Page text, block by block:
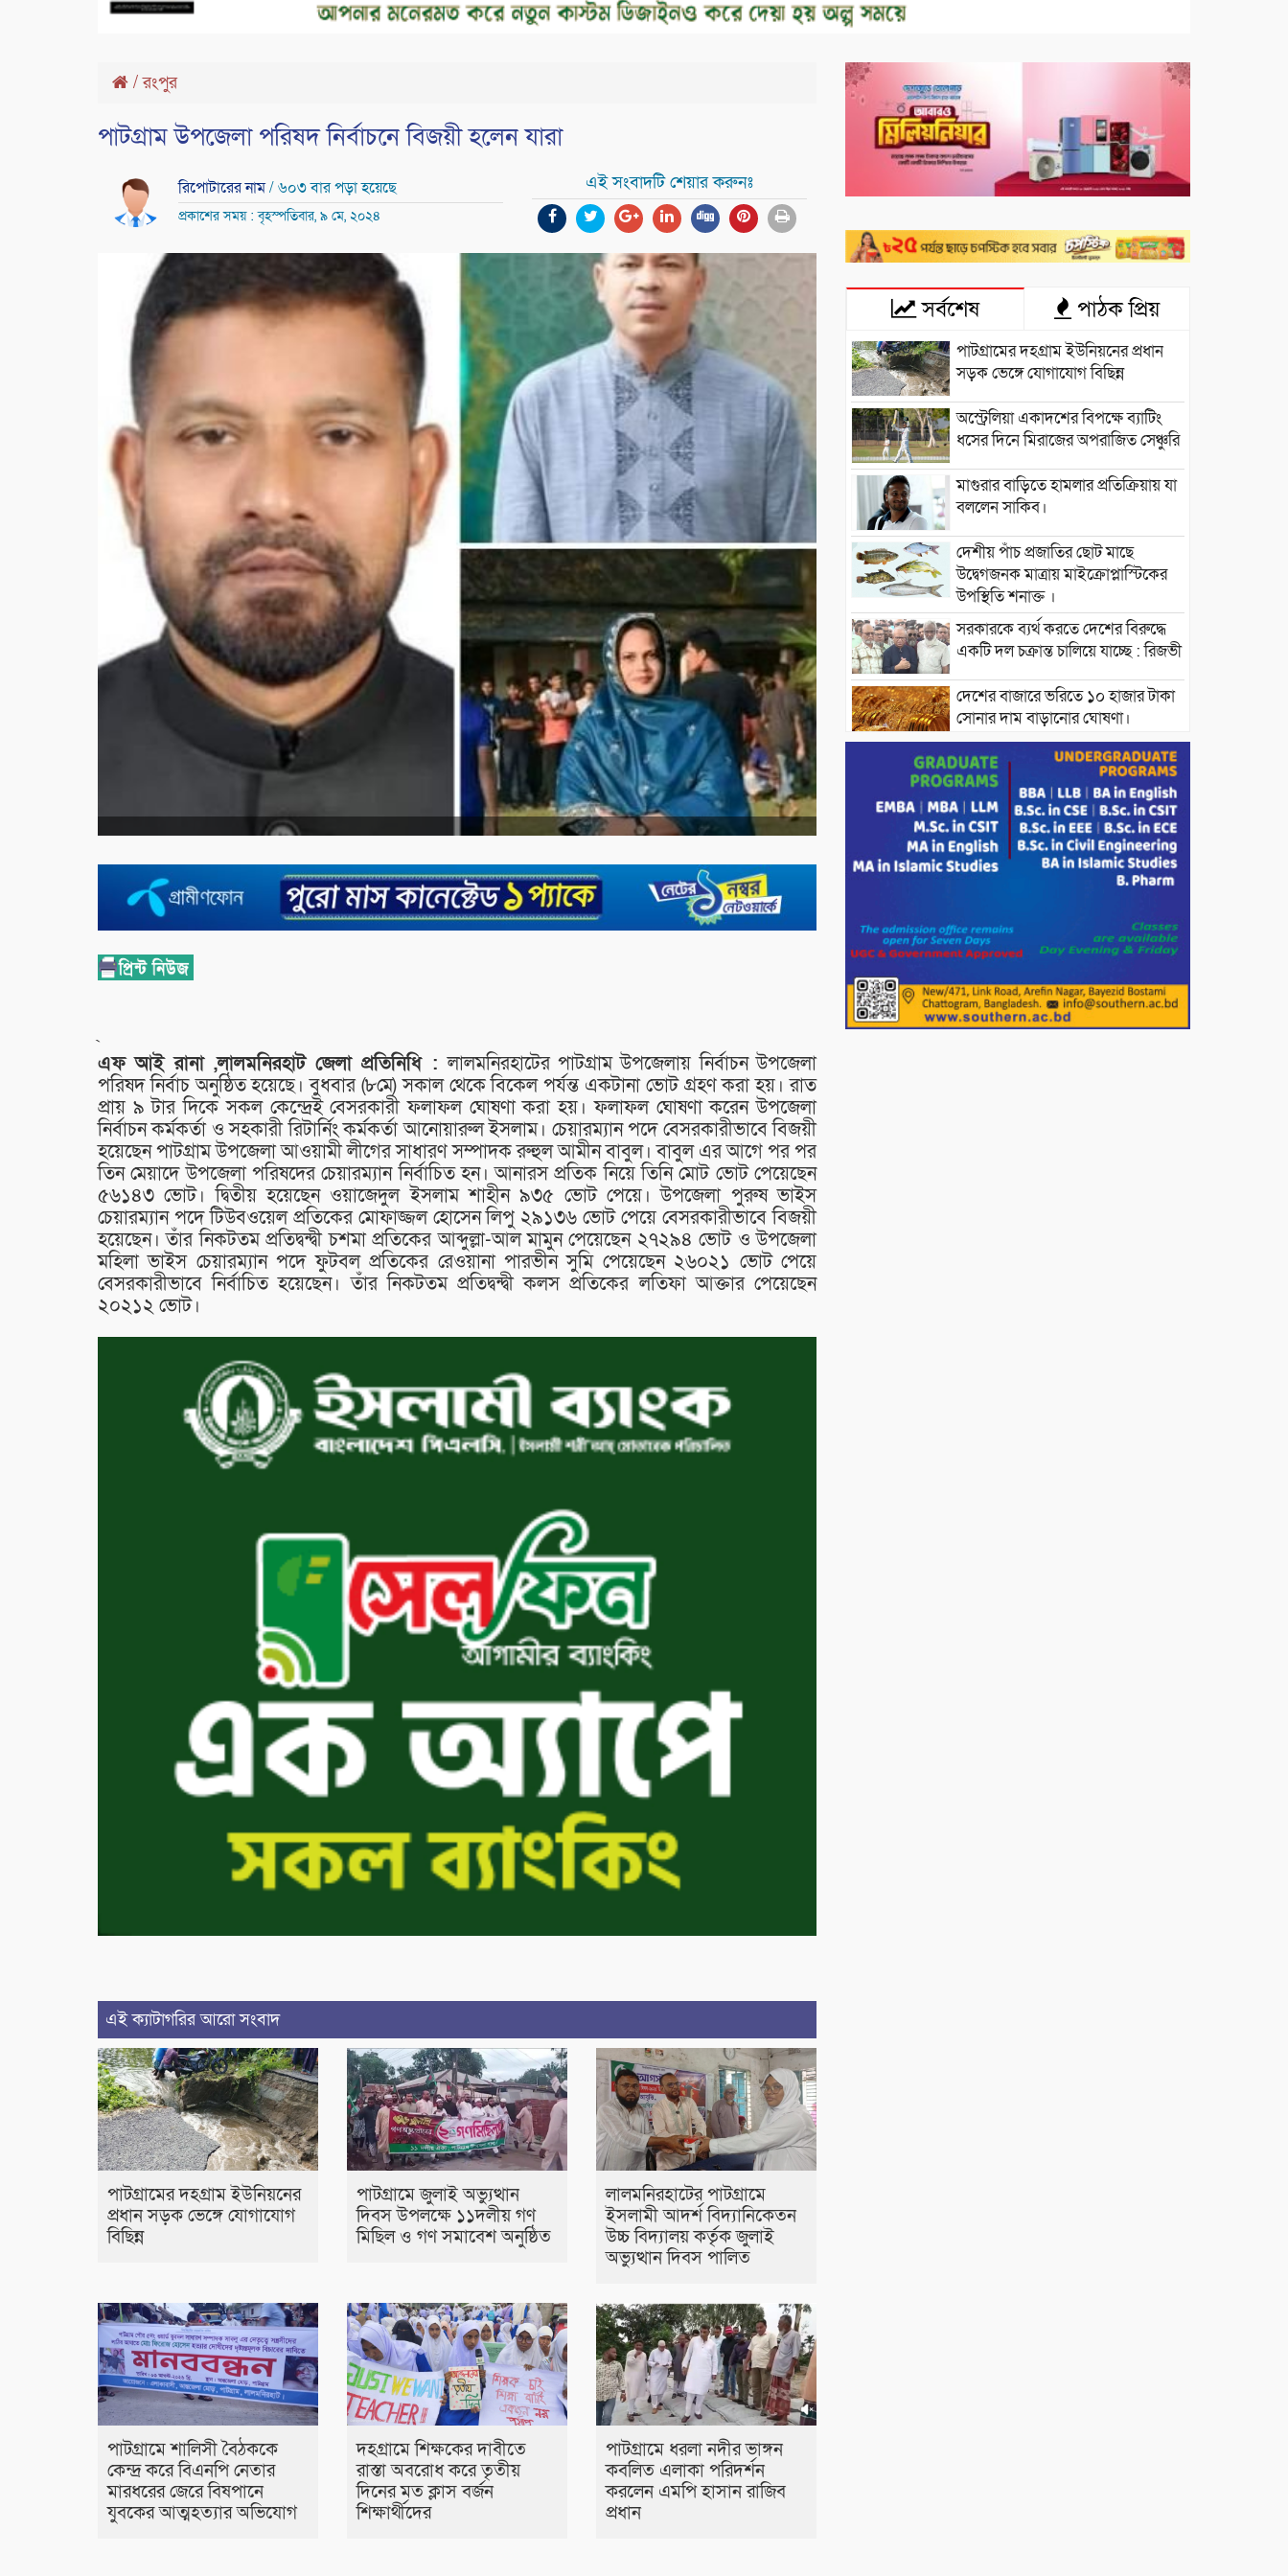
/রংপুর
পাটগ্রাম উপজেলা পরিষদ নির্বাচনে বিজয়ী হলেন যারা
রিপোটারের নাম/ ৬০৩ বার পড়া হয়েছে
প্রকাশের সময় : বৃহস্পতিবার, ৯ মে, ২০২৪
এই সংবাদটি শেয়ার করুনঃ
এফ আই রানা ,লালমনিরহাট জেলা প্রতিনিধি :লালমনিরহাটের পাটগ্রাম উপজেলায় নির্বাচন উপজেলা
পরিষদ নির্বাচ অনুষ্ঠিত হয়েছে। বুধবার (৮মে) সকাল থেকে বিকেল পর্যন্ত একটানা ভোট গ্রহণ করা হয়। রাত
প্রায় ৯ টার দিকে সকল কেন্দ্রেই বেসরকারী ফলাফল ঘোষণা করা হয়। ফলাফল ঘোষণা করেন উপজেলা
নির্বাচন কর্মকর্তা ও সহকারী রিটার্নিং কর্মকর্তা আনোয়ারুল ইসলাম। চেয়ারম্যান পদে বেসরকারীভাবে বিজয়ী
হয়েছেন পাটগ্রাম উপজেলা আওয়ামী লীগের সাধারণ সম্পাদক রুহুল আমীন বাবুল। বাবুল এর আগে পর পর
তিন মেয়াদে উপজেলা পরিষদের চেয়ারম্যান নির্বাচিত হন। আনারস প্রতিক নিয়ে তিনি মোট ভোট পেয়েছেন
৫৬১৪৩ ভোট। দ্বিতীয় হয়েছেন ওয়াজেদুল ইসলাম শাহীন ৯৩৫ ভোট পেয়ে। উপজেলা পুরুষ ভাইস
চেয়ারম্যান পদে টিউবওয়েল প্রতিকের মোফাজ্জল হোসেন লিপু ২৯১৩৬ ভোট পেয়ে বেসরকারীভাবে বিজয়ী
হয়েছেন। তাঁর নিকটতম প্রতিদ্বন্দ্বী চশমা প্রতিকের আব্দুল্লা-আল মামুন পেয়েছেন ২৭২৯৪ ভোট ও উপজেলা
মহিলা ভাইস চেয়ারম্যান পদে ফুটবল প্রতিকের রেওয়ানা পারভীন সুমি পেয়েছেন ২৬০২১ ভোট পেয়ে
বেসরকারীভাবে নির্বাচিত হয়েছেন। তাঁর নিকটতম প্রতিদ্বন্দ্বী কলস প্রতিকের লতিফা আক্তার পেয়েছেন
২০২১২ ভোট।
এই ক্যাটাগরির আরো সংবাদ
পাটগ্রামের দহগ্রাম ইউনিয়নের
প্রধান সড়ক ভেঙ্গে যোগাযোগ
বিছিন্ন
পাটগ্রামে জুলাই অভ্যুত্থান
দিবস উপলক্ষে ১১দলীয় গণ
মিছিল ও গণ সমাবেশ অনুষ্ঠিত
লালমনিরহাটের পাটগ্রামে
ইসলামী আদর্শ বিদ্যানিকেতন
উচ্চ বিদ্যালয় কর্তৃক জুলাই
অভ্যুত্থান দিবস পালিত
পাটগ্রামে শালিসী বৈঠককে
কেন্দ্র করে বিএনপি নেতার
মারধরের জেরে বিষপানে
যুবকের আত্মহত্যার অভিযোগ
দহগ্রামে শিক্ষকের দাবীতে
রাস্তা অবরোধ করে তৃতীয়
দিনের মত ক্লাস বর্জন
শিক্ষার্থীদের
পাটগ্রামে ধরলা নদীর ভাঙ্গন
কবলিত এলাকা পরিদর্শন
করলেন এমপি হাসান রাজিব
প্রধান
সর্বশেষ পাঠক প্রিয়
পাটগ্রামের দহগ্রাম ইউনিয়নের প্রধান
সড়ক ভেঙ্গে যোগাযোগ বিছিন্ন
অস্ট্রেলিয়া একাদশের বিপক্ষে ব্যাটিং
ধসের দিনে মিরাজের অপরাজিত সেঞ্চুরি
মাগুরার বাড়িতে হামলার প্রতিক্রিয়ায় যা
বললেন সাকিব।
দেশীয় পাঁচ প্রজাতির ছোট মাছে
উদ্বেগজনক মাত্রায় মাইক্রোপ্লাস্টিকের
উপস্থিতি শনাক্ত ।
সরকারকে ব্যর্থ করতে দেশের বিরুদ্ধে
একটি দল চক্রান্ত চালিয়ে যাচ্ছে : রিজভী
দেশের বাজারে ভরিতে ১০ হাজার টাকা
সোনার দাম বাড়ানোর ঘোষণা।
ভারপ্রাপ্ত রাষ্ট্রপতি হাফিজ উদ্দিন
আহমদের সাথে এইচটি বাংলা অনলাইন
পোর্টাল ও আইপি টিভির সম্পাদক মোঃ
ইসমাইল হোসেনের সৌজন্য সাক্ষাৎ।
পাটগ্রামে জুলাই অভ্যুত্থান দিবস
উপলক্ষে ১১দলীয় গণ মিছিল ও গণ
পোরশায় গণঅভ্যুত্থান দিবসে শহিদ ও
জুলাই যোদ্ধাদের সংবর্ধনা।
১১ দলীয় ঐক্য পোরশা উপজেলা শাখার
আয়োজনে ৫ আগস্ট জুলাই অভ্যুত্থানের